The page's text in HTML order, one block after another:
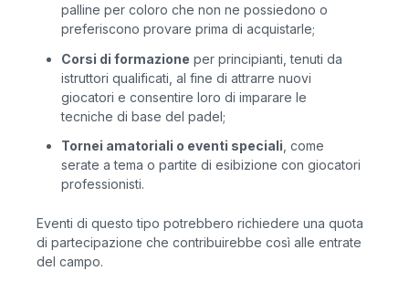
palline per coloro che non ne possiedono o
preferiscono provare prima di acquistarle;
Corsi di formazione per principianti, tenuti da
istruttori qualificati, al fine di attrarre nuovi
giocatori e consentire loro di imparare le
tecniche di base del padel;
Tornei amatoriali o eventi speciali , come
serate a tema o partite di esibizione con giocatori
professionisti.
Eventi di questo tipo potrebbero richiedere una quota
di partecipazione che contribuirebbe così alle entrate
del campo.